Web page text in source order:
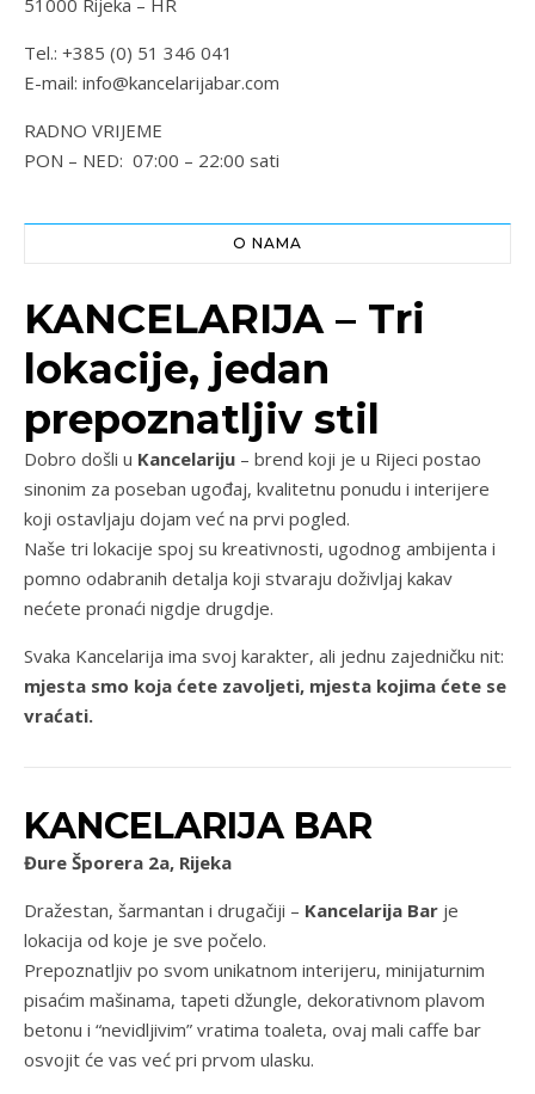
51000 Rijeka – HR
Tel.: +385 (0) 51 346 041
E-mail: info@kancelarijabar.com
RADNO VRIJEME
PON – NED: 07:00 – 22:00 sati
O NAMA
KANCELARIJA – Tri
lokacije, jedan
prepoznatljiv stil
Dobro došli u Kancelariju – brend koji je u Rijeci postao
sinonim za poseban ugođaj, kvalitetnu ponudu i interijere
koji ostavljaju dojam već na prvi pogled.
Naše tri lokacije spoj su kreativnosti, ugodnog ambijenta i
pomno odabranih detalja koji stvaraju doživljaj kakav
nećete pronaći nigdje drugdje.
Svaka Kancelarija ima svoj karakter, ali jednu zajedničku nit:
mjesta smo koja ćete zavoljeti, mjesta kojima ćete se
vraćati.
KANCELARIJA BAR
Đure Šporera 2a, Rijeka
Dražestan, šarmantan i drugačiji – Kancelarija Bar je
lokacija od koje je sve počelo.
Prepoznatljiv po svom unikatnom interijeru, minijaturnim
pisaćim mašinama, tapeti džungle, dekorativnom plavom
betonu i “nevidljivim” vratima toaleta, ovaj mali caffe bar
osvojit će vas već pri prvom ulasku.